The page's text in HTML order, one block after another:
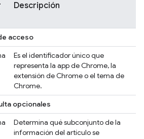
Descripción
acceso
Es el identificador único que
representa la app de Chrome, la
extensión de Chrome o el tema de
Chrome.
opcionales
Determina qué subconjunto de la
información del artículo se